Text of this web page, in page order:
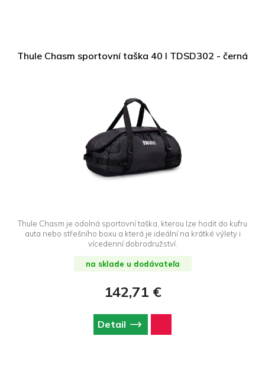
Thule Chasm sportovní taška 40 l TDSD302 - černá
Thule Chasm je odolná sportovní taška, kterou lze hodit do kufru
auta nebo střešního boxu a která je ideální na krátké výlety i
vícedenní dobrodružství.
na sklade u dodávateľa
142,71 €
Detail